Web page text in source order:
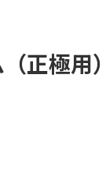
正極用